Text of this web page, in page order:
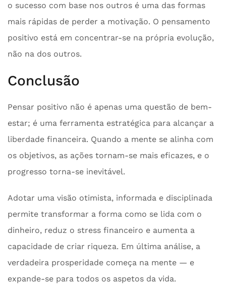
o sucesso com base nos outros é uma das formas
mais rápidas de perder a motivação. O pensamento
positivo está em concentrar-se na própria evolução,
não na dos outros.
Conclusão
Pensar positivo não é apenas uma questão de bem-
estar; é uma ferramenta estratégica para alcançar a
liberdade financeira. Quando a mente se alinha com
os objetivos, as ações tornam-se mais eficazes, e o
progresso torna-se inevitável.
Adotar uma visão otimista, informada e disciplinada
permite transformar a forma como se lida com o
dinheiro, reduz o stress financeiro e aumenta a
capacidade de criar riqueza. Em última análise, a
verdadeira prosperidade começa na mente — e
expande-se para todos os aspetos da vida.